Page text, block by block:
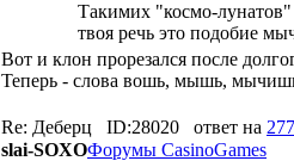
Такимих "космо-лунатов"
твоя речь это подобие
Вот и клон прорезался после
Теперь - слова вошь, мышь, мычишь
Re: Деберц ID:28020 ответ на
slai-SOXOФорумы CasinoGames